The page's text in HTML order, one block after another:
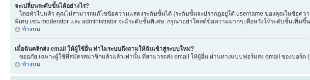
จะเปลี่ยนระดับขั้นได้อย่างไร?
โดยทั่วไปแล้ว คุณไม่สามารถแก้ไขข้อความแสดงระดับขั้นได้ (ระดับขั้นจะปรากฏอยู่ใต้ username ของคุณในข้อ
พิเศษ เช่น moderator และ administrator จะมีระดับขั้นพิเศษ. กรุณาอย่าโพสต์ข้อความมากๆ เพื่อหวังให้ระดับขั้นเพิ่ม
ข้างบน
เมื่อฉันคลิกส่ง email ให้ผู้ใช้อื่น ทำไมระบบถึงถามให้ฉันเข้าสู่ระบบใหม่?
ขออภัย เฉพาะผู้ใช้ที่สมัครสมาชิกแล้วแล้วเท่านั้น ที่สามารถส่ง email ให้ผู้อื่น ผ่านทางแบบฟอร์มส่ง email ของบอร์
ข้างบน